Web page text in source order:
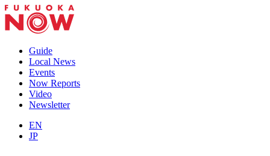
Guide
Local News
Events
Now Reports
Video
Newsletter
EN
JP